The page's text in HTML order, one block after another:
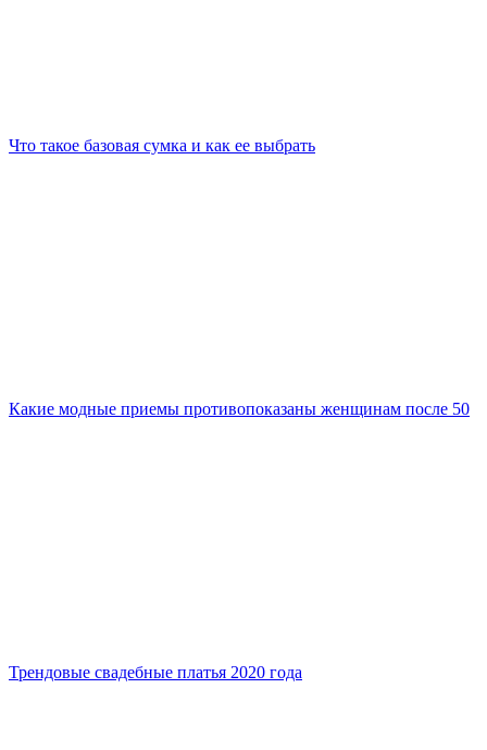
Что такое базовая сумка и как ее выбрать
Какие модные приемы противопоказаны женщинам после 50
Трендовые свадебные платья 2020 года